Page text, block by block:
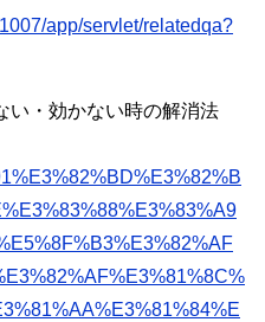
app/servlet/relatedqa?
い・効かない時の解消法